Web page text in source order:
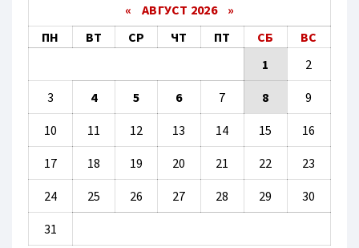
« АВГУСТ 2026 »
ПН
ВТ СР ЧТ ПТ СБ
ВС
1
2
3 4 5 6 7 8 9
10 11 12 13 14 15 16
17 18 19 20 21 22 23
24 25 26 27 28 29 30
31